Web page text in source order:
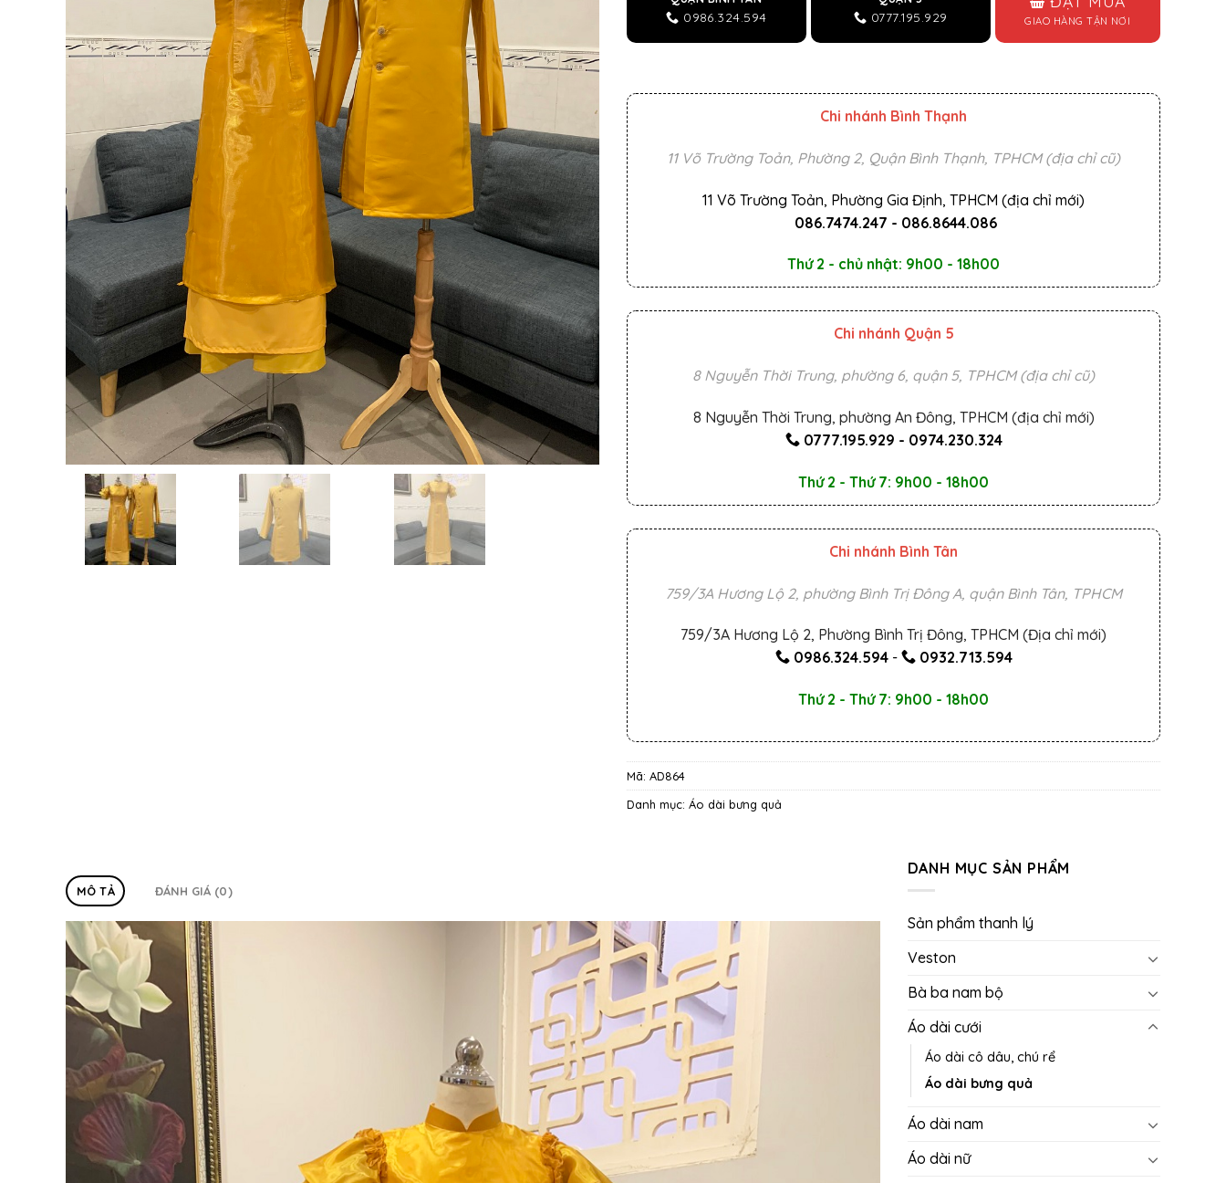
0986.324.594 0777.195.929 GIAO HÀNG TẬN NƠI
Chi nhánh Bình Thạnh
11 Võ Trường Toản, Phường 2, Quận Bình Thạnh, TPHCM (địa chỉ cũ)
11 Võ Trường Toản, Phường Gia Định, TPHCM (địa chỉ mới)
086.7474.247 - 086.8644.086
Thứ 2 - chủ nhật: 9h00 - 18h00
Chi nhánh Quận 5
8 Nguyễn Thời Trung, phường 6, quận 5, TPHCM (địa chỉ cũ)
8 Nguyễn Thời Trung, phường An Đông, TPHCM (địa chỉ mới)
0777.195.929 - 0974.230.324
Thứ 2 - Thứ 7: 9h00 - 18h00
Chi nhánh Bình Tân
759/3A Hương Lộ 2, phường Bình Trị Đông A, quận Bình Tân, TPHCM
759/3A Hương Lộ 2, Phường Bình Trị Đông, TPHCM (Địa chỉ mới)
0986.324.594- 0932.713.594
Thứ 2 - Thứ 7: 9h00 - 18h00
Mã: AD864
Danh mục: Áo dài bưng quả
MÔ TẢ ĐÁNH GIÁ (0)
DANH MỤC SẢN PHẨM
Sản phẩm thanh lý
Veston
Bà ba nam bộ
Áo dài cưới
Áo dài cô dâu, chú rể
Áo dài bưng quả
Áo dài nam
Áo dài nữ